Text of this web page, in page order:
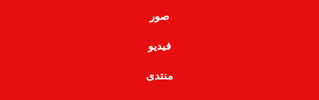
صور
فيديو
منتدى